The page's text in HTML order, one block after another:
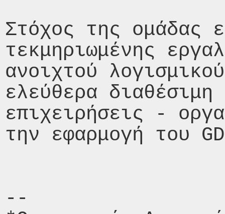
Στόχος της ομάδας
τεκμηριωμένης
ανοιχτού
ελεύθερα
επιχειρήσεις -
την εφαρμογή του
--